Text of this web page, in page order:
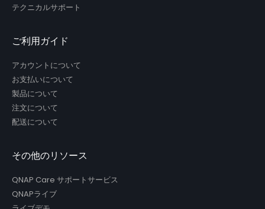
テクニカルサポート
ご利用ガイド
アカウントについて
お支払いについて
製品について
注文について
配送について
その他のリソース
QNAP Care サポートサービス
QNAPライブ